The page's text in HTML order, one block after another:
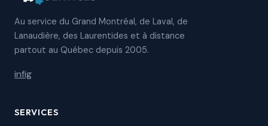
Au service du Grand Montréal, de Laval, de
Lanaudière, des Laurentides et à distance
partout au Québec depuis 2005.
infig
SERVICES